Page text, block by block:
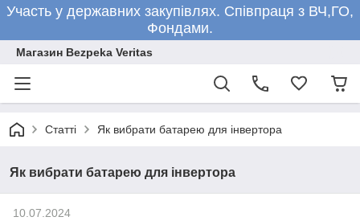
Участь у державних закупівлях. Співпраця з ВЧ,ГО,
Фондами.
Магазин Bezpeka Veritas
Статті Як вибрати батарею для інвертора
Як вибрати батарею для інвертора
10.07.2024